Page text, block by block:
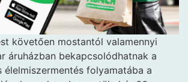
követően mostantól valamennyi
áruházban bekapcsolódhatnak a
folyamatába a